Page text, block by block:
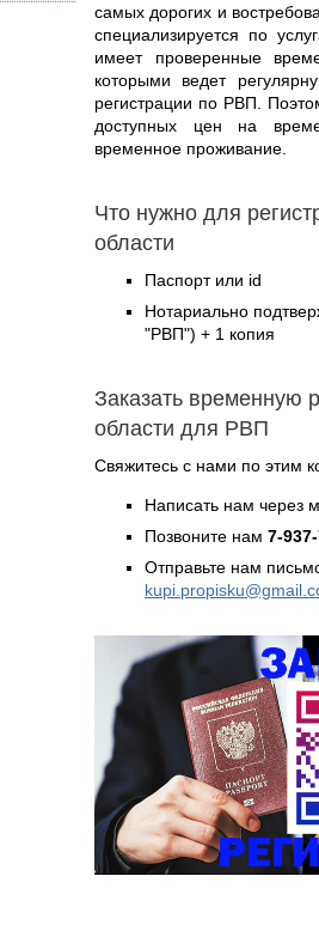
самых дорогих и
специализируется по
имеет проверенные
которыми ведет
регистрации по РВП.
доступных цен на
временное проживание.
Что нужно для
области
Паспорт или id
Нотариально
"РВП") + 1 копия
Заказать временную
области для РВП
Свяжитесь с нами по этим
Написать нам через
Позвоните нам 7-
Отправьте нам